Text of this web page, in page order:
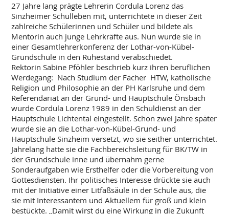
27 Jahre lang prägte Lehrerin Cordula Lorenz das
Sinzheimer Schulleben mit, unterrichtete in dieser Zeit
zahlreiche Schülerinnen und Schüler und bildete als
Mentorin auch junge Lehrkräfte aus. Nun wurde sie in
einer Gesamtlehrerkonferenz der Lothar-von-Kübel-
Grundschule in den Ruhestand verabschiedet.
Rektorin Sabine Pföhler beschrieb kurz ihren beruflichen
Werdegang: Nach Studium der Fächer HTW, katholische
Religion und Philosophie an der PH Karlsruhe und dem
Referendariat an der Grund- und Hauptschule Önsbach
wurde Cordula Lorenz 1989 in den Schuldienst an der
Hauptschule Lichtental eingestellt. Schon zwei Jahre später
wurde sie an die Lothar-von-Kübel-Grund- und
Hauptschule Sinzheim versetzt, wo sie seither unterrichtet.
Jahrelang hatte sie die Fachbereichsleitung für BK/TW in
der Grundschule inne und übernahm gerne
Sonderaufgaben wie Ersthelfer oder die Vorbereitung von
Gottesdiensten. Ihr politisches Interesse drückte sie auch
mit der Initiative einer Litfaßsäule in der Schule aus, die
sie mit Interessantem und Aktuellem für groß und klein
bestückte. „Damit wirst du eine Wirkung in die Zukunft